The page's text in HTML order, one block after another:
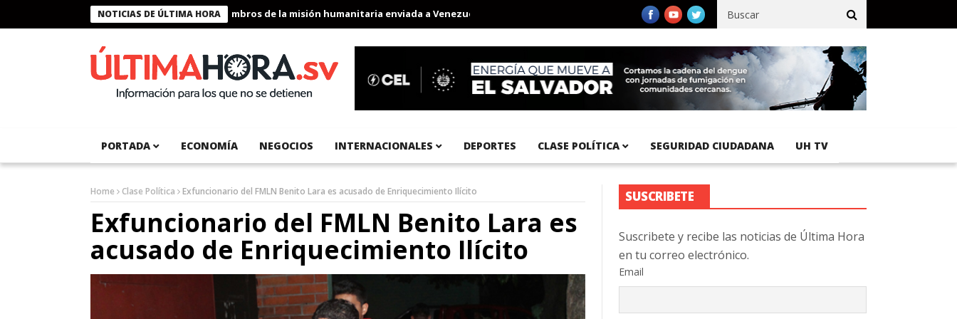
NOTICIAS DE ÚLTIMA HORA
Presidente Bukele condecora a miembros de la misión humanitaria enviada a Venezuela Aeropuerto Internacional del Pacífico registra 92 % de avance en obras de terracería
PORTADA ECONOMÍA NEGOCIOS INTERNACIONALES DEPORTES CLASE POLÍTICA SEGURIDAD CIUDADANA UH TV
Home Clase Política Exfuncionario del FMLN Benito Lara es acusado de Enriquecimiento Ilícito
Exfuncionario del FMLN Benito Lara es
acusado de Enriquecimiento Ilícito
SUSCRIBETE
Suscribete y recibe las noticias de Última Hora
en tu correo electrónico.
Email